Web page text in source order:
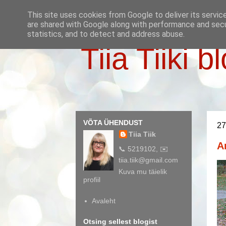
Tiia Tiiki
VÕTA ÜHENDUST
Tiia Tiik
📞 5219102, ✉️
tiia.tiik@gmail.com
Kuva mu täielik
profiil
Avaleht
Otsing sellest blogist
This site uses cookies from Google to deliver its
are shared with Google along with performance and
statistics, and to detect and address abuse.